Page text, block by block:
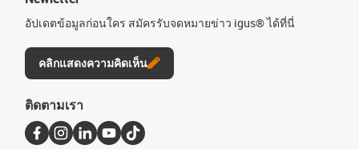
อัปเดตข้อมูลก่อนใคร สมัครรับจดหมายข่าว igus® ได้ที่นี่
คลิกแสดงความคิดเห็น
ติดตามเรา